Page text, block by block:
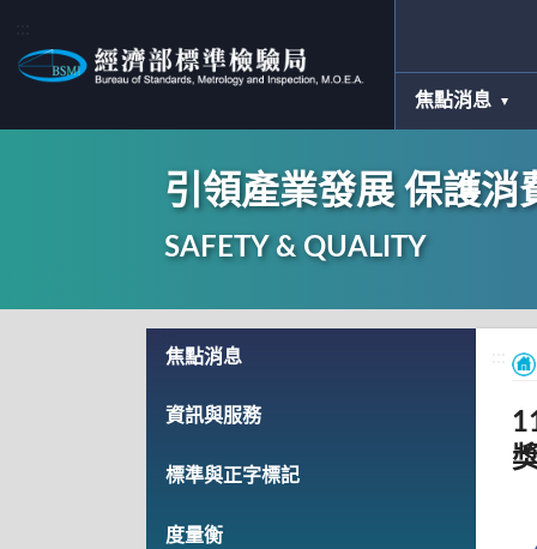
焦點消息
引領產業發展 保護消
SAFETY & QUALITY
焦點消息
資訊與服務
標準與正字標記
度量衡